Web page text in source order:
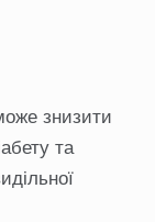
знизити
та